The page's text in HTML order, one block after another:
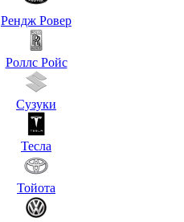
Рендж Ровер
Роллс Ройс
Сузуки
Тесла
Тойота